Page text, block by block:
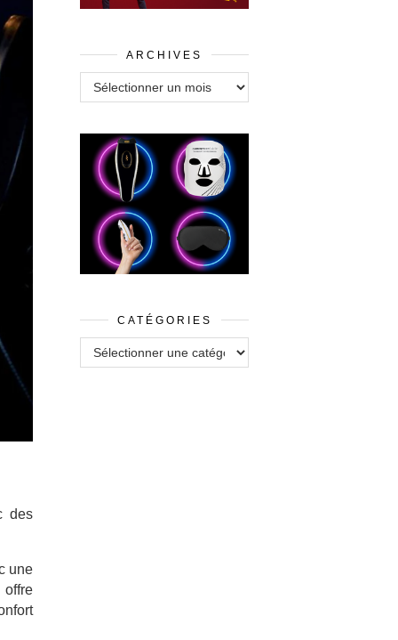
des
une
offre
ARCHIVES
Archives
CATÉGORIES
Catégories